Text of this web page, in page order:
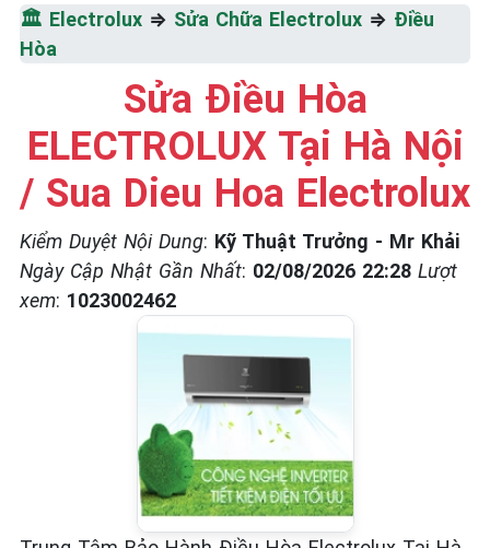
Thiểu
☎️ 09.86.85.89.22
🏛️ Electrolux ⇒ Sửa Chữa Electrolux ⇒ Điều
Hòa
Sửa Điều Hòa
ELECTROLUX Tại Hà Nội
/ Sua Dieu Hoa Electrolux
Kiểm Duyệt Nội Dung: Kỹ Thuật Trưởng - Mr Khải
Ngày Cập Nhật Gần Nhất: 02/08/2026 22:28 Lượt
xem: 1023002462